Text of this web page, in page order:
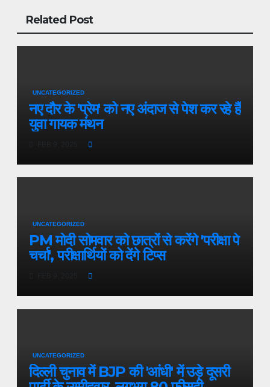
Related Post
UNCATEGORIZED
नए दौर के 'प्रेम' को नए अंदाज से पेश कर रहे हैं
युवा गायक मंथन
UNCATEGORIZED
PM मोदी सोमवार को छात्रों से करेंगे 'परीक्षा पे
चर्चा', परीक्षार्थियों को देंगे टिप्स
UNCATEGORIZED
दिल्ली चुनाव में BJP की 'आंधी' में उड़े दूसरी